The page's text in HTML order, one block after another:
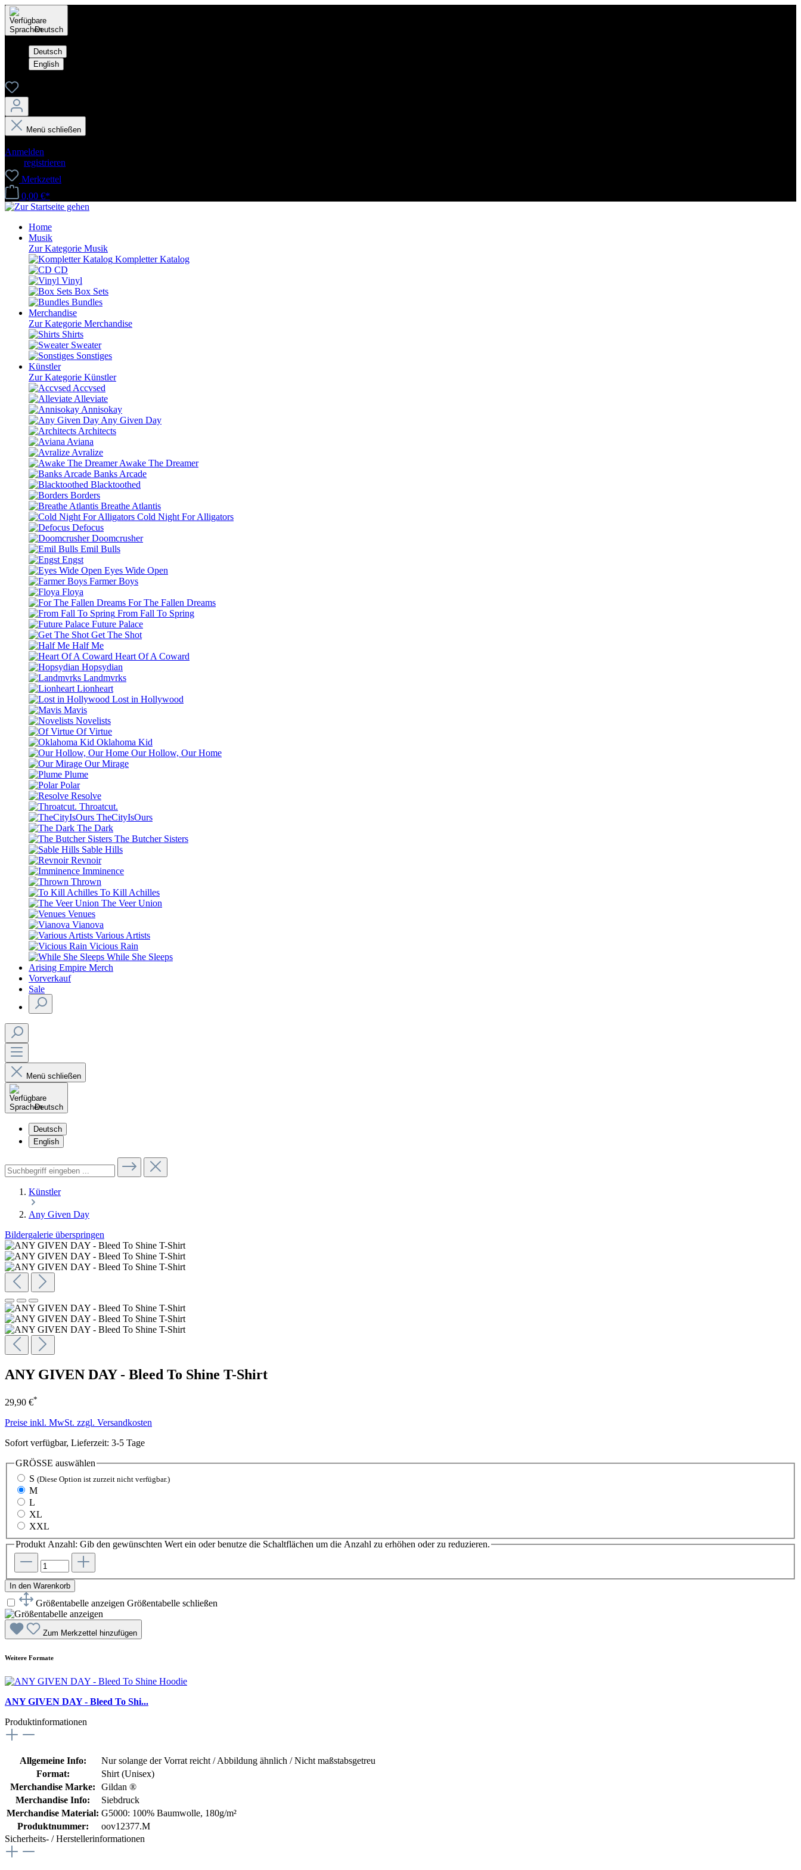
Deutsch
Deutsch
English
Menü schließen
Anmelden
registrieren
Merkzettel
0,00 €*
Home
Musik
Zur Kategorie Musik
Kompletter Katalog
CD
Vinyl
Box Sets
Bundles
Merchandise
Zur Kategorie Merchandise
Shirts
Sweater
Sonstiges
Künstler
Zur Kategorie Künstler
Accvsed
Alleviate
Annisokay
Any Given Day
Architects
Aviana
Avralize
Awake The Dreamer
Banks Arcade
Blacktoothed
Borders
Breathe Atlantis
Cold Night For Alligators
Defocus
Doomcrusher
Emil Bulls
Engst
Eyes Wide Open
Farmer Boys
Floya
For The Fallen Dreams
From Fall To Spring
Future Palace
Get The Shot
Half Me
Heart Of A Coward
Hopsydian
Landmvrks
Lionheart
Lost in Hollywood
Mavis
Novelists
Of Virtue
Oklahoma Kid
Our Hollow, Our Home
Our Mirage
Plume
Polar
Resolve
Throatcut.
TheCityIsOurs
The Dark
The Butcher Sisters
Sable Hills
Revnoir
Imminence
Thrown
To Kill Achilles
The Veer Union
Venues
Vianova
Various Artists
Vicious Rain
While She Sleeps
Arising Empire Merch
Vorverkauf
Sale
Menü schließen
Deutsch
Deutsch
English
Künstler
Any Given Day
Bildergalerie überspringen
ANY GIVEN DAY - Bleed To Shine T-Shirt
29,90 €*
Preise inkl. MwSt. zzgl. Versandkosten
Sofort verfügbar, Lieferzeit: 3-5 Tage
GRÖSSE auswählen
S (Diese Option ist zurzeit nicht verfügbar.)
M
L
XL
XXL
Produkt Anzahl: Gib den gewünschten Wert ein oder benutze die Schaltflächen um die Anzahl zu erhöhen oder zu reduzieren.
In den Warenkorb
Größentabelle anzeigen Größentabelle schließen
Zum Merkzettel hinzufügen
Weitere Formate
ANY GIVEN DAY - Bleed To Shi...
Produktinformationen
Allgemeine Info:
Nur solange der Vorrat reicht / Abbildung ähnlich / Nicht maßstabsgetreu
Format:
Shirt (Unisex)
Merchandise Marke:
Gildan ®
Merchandise Info:
Siebdruck
Merchandise Material: G5000: 100% Baumwolle, 180g/m²
Produktnummer:
oov12377.M
Sicherheits- / Herstellerinformationen